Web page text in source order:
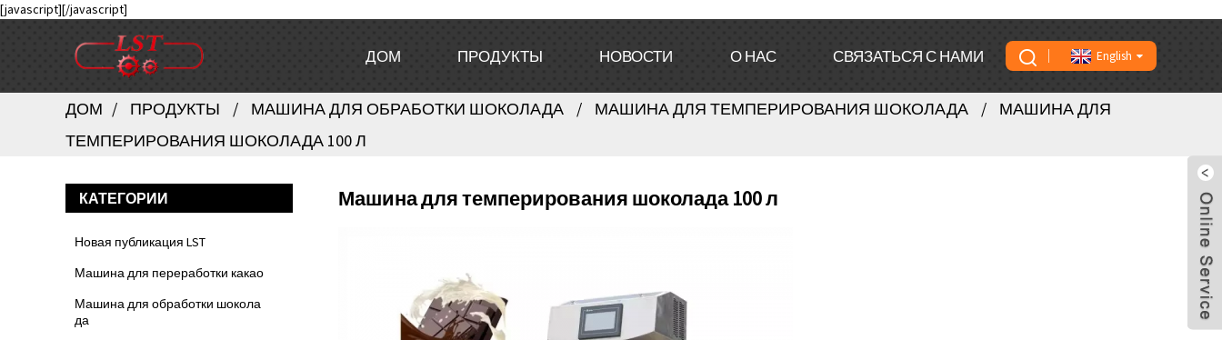
[javascript][/javascript]
ДОМ ПРОДУКТЫ НОВОСТИ О НАС СВЯЗАТЬСЯ С НАМИ English
ДОМ ПРОДУКТЫ МАШИНА ДЛЯ ОБРАБОТКИ ШОКОЛАДА МАШИНА ДЛЯ ТЕМПЕРИРОВАНИЯ ШОКОЛАДА
МАШИНА ДЛЯ
ТЕМПЕРИРОВАНИЯ ШОКОЛАДА 100 Л
КАТЕГОРИИ
Новая публикация LST
Машина для переработки какао
Машина для обработки шокола
да
Машина для темперирования шоколада 100 л